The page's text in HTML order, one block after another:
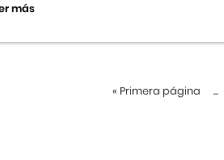
más
« Primera página ...